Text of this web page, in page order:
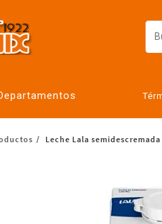
Leche Lala semidescremada